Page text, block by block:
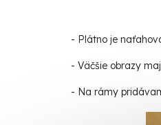
- Plátno je
- Väčšie obrazy
- Na rámy